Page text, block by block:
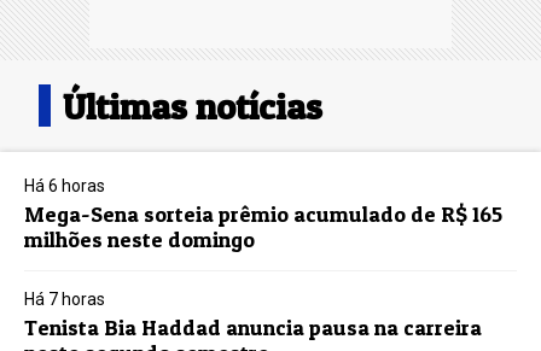
Últimas notícias
Há 6 horas
Mega-Sena sorteia prêmio acumulado de R$ 165
milhões neste domingo
Há 7 horas
Tenista Bia Haddad anuncia pausa na carreira